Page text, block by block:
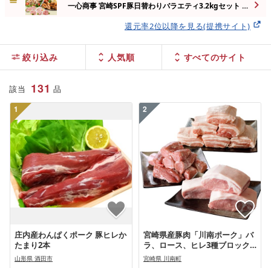
一心商事 宮崎SPF豚日替わりバラエティ3.2kgセット 豚
還元率2位以降を見る(提携サイト)
絞り込み 人気順
該当 131 品
1
庄内産わんぱくポーク 豚ヒレか
たまり2本
山形県 酒田市
2
宮崎県産豚肉「川南ポーク」バ
ラ、ロース、ヒレ3種ブロック
計1.8kg
宮崎県 川南町